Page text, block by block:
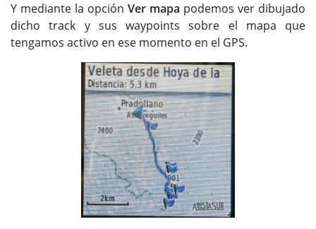
Y mediante la opción Ver mapa podemos ver dibujado
dicho track y sus waypoints sobre el mapa que
tengamos activo en ese momento en el GPS.